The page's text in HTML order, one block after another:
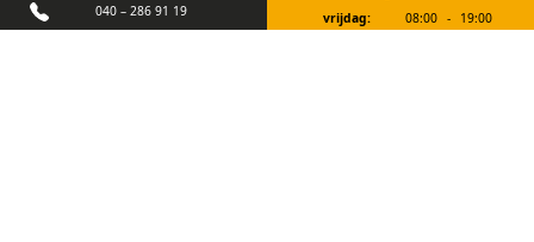
040 – 286 91 19
vrijdag:
08:00 -
19:00